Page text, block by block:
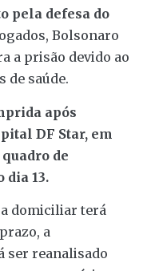
pela defesa do
Bolsonaro
a prisão devido ao
de saúde.
após
DF Star, em
de
dia 13.
domiciliar terá
a
ser reanalisado